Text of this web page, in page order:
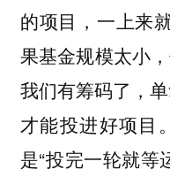
的项目，一上来
果基金规模太小
我们有筹码了，
才能投进好项目
是“投完一轮就等